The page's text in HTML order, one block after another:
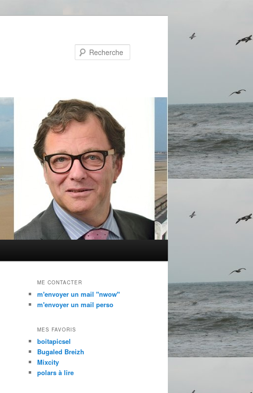
ME CONTACTER
m'envoyer un mail "nwow"
m'envoyer un mail perso
MES FAVORIS
boitapicsel
Bugaled Breizh
Mixcity
polars à lire